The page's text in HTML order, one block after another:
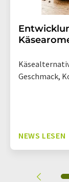
Geschmack,
NEWS LESEN